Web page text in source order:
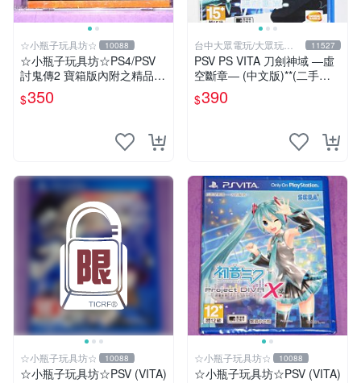
☆小瓶子玩具坊☆ 10088
☆小瓶子玩具坊☆PS4/PSV
討鬼傳2 寶箱版內附之精品--
原聲音樂CD (無遊戲卡匣唷)
$350
台中大眾電玩/大眾玩具
店
11527
PSV PS VITA 刀劍神域 ―虛
空斷章― (中文版)**(二手商
品)【台中大眾電玩】
$390
☆小瓶子玩具坊☆ 10088
☆小瓶子玩具坊☆PSV (VITA)
☆小瓶子玩具坊☆ 10088
☆小瓶子玩具坊☆PSV (VITA)